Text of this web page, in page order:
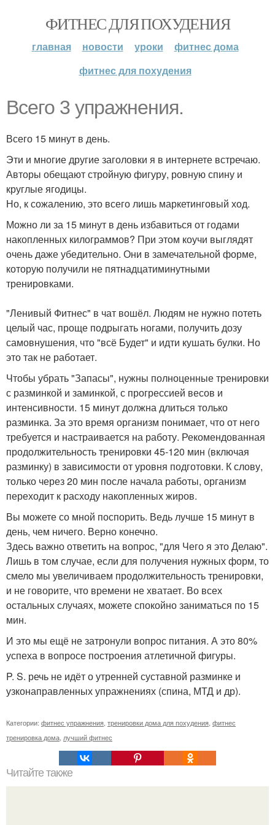
ФИТНЕС ДЛЯ ПОХУДЕНИЯ
главная новости уроки
фитнес дома
фитнес для похудения
Всего 3 упражнения.
Всего 15 минут в день.
Эти и многие другие заголовки я в интернете встречаю.
Авторы обещают стройную фигуру, ровную спину и
круглые ягодицы.
Но, к сожалению, это всего лишь маркетинговый ход.
Можно ли за 15 минут в день избавиться от годами
накопленных килограммов? При этом коучи выглядят
очень даже убедительно. Они в замечательной форме,
которую получили не пятнадцатиминутными
тренировками.
"Ленивый Фитнес" в чат вошёл. Людям не нужно потеть
целый час, проще подрыгать ногами, получить дозу
самовнушения, что "всё Будет" и идти кушать булки. Но
это так не работает.
Чтобы убрать "Запасы", нужны полноценные тренировки
с разминкой и заминкой, с прогрессией весов и
интенсивности. 15 минут должна длиться только
разминка. За это время организм понимает, что от него
требуется и настраивается на работу. Рекомендованная
продолжительность тренировки 45-120 мин (включая
разминку) в зависимости от уровня подготовки. К слову,
только через 20 мин после начала работы, организм
переходит к расходу накопленных жиров.
Вы можете со мной поспорить. Ведь лучше 15 минут в
день, чем ничего. Верно конечно.
Здесь важно ответить на вопрос, "для Чего я это Делаю".
Лишь в том случае, если для получения нужных форм, то
смело мы увеличиваем продолжительность тренировки,
и не говорите, что времени не хватает. Во всех
остальных случаях, можете спокойно заниматься по 15
мин.
И это мы ещё не затронули вопрос питания. А это 80%
успеха в вопросе построения атлетичной фигуры.
P. S. речь не идёт о утренней суставной разминке и
узконаправленных упражнениях (спина, МТД и др).
Категории: фитнес упражнения тренировки дома для похудения фитнес
тренировка дома лучший фитнес
Читайте также